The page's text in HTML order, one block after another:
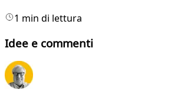
1 min di lettura
Idee e commenti